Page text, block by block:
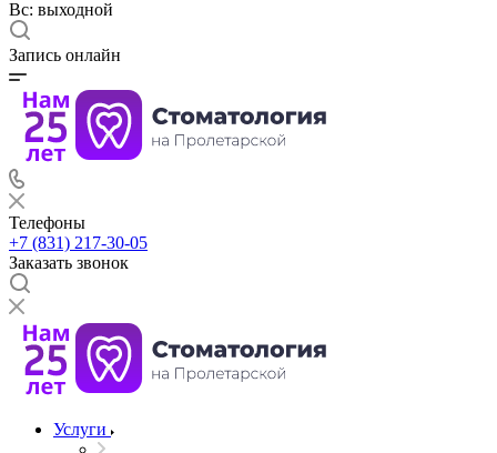
Вс: выходной
Запись онлайн
Телефоны
+7 (831) 217-30-05
Заказать звонок
Услуги